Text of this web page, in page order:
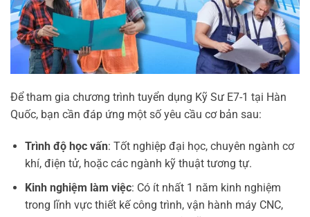
Để tham gia chương trình tuyển dụng Kỹ Sư E7-1 tại Hàn
Quốc, bạn cần đáp ứng một số yêu cầu cơ bản sau:
Trình độ học vấn: Tốt nghiệp đại học, chuyên ngành cơ
khí, điện tử, hoặc các ngành kỹ thuật tương tự.
Kinh nghiệm làm việc: Có ít nhất 1 năm kinh nghiệm
trong lĩnh vực thiết kế công trình, vận hành máy CNC,